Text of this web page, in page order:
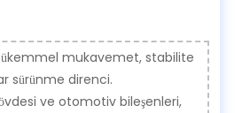
mukavemet, stabilite
sürünme direnci.
ve otomotiv bileşenleri,